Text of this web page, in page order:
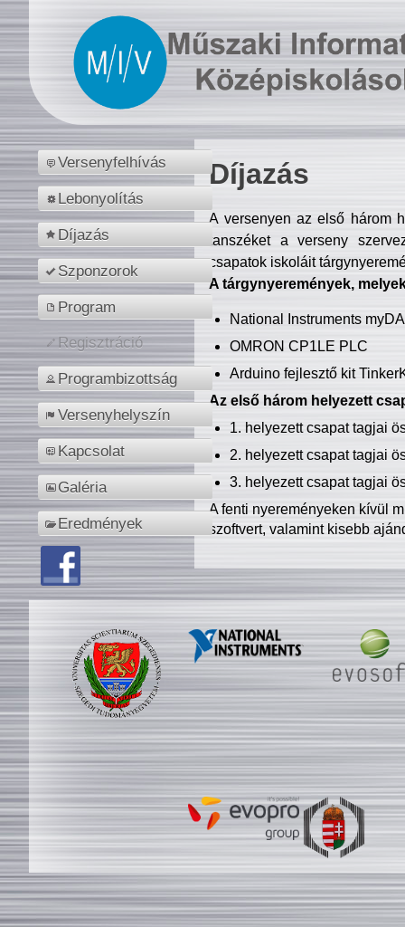
Versenyfelhívás
Lebonyolítás
Díjazás
Szponzorok
Program
Regisztráció
Programbizottság
Versenyhelyszín
Kapcsolat
Galéria
Eredmények
Díjazás
A versenyen az első három
tanszéket a verseny
csapatok iskoláit
A tárgynyeremények,
National Instruments
OMRON CP1LE PLC
Arduino fejlesztő kit
Az első három helyezett
1. helyezett csapat tagjai
2. helyezett csapat tagjai
3. helyezett csapat tagjai
A fenti nyereményeken kívül
szoftvert, valamint kisebb